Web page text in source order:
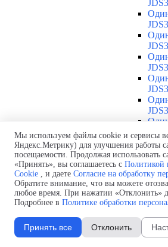
Соединения
Защитная
Подводы
Мы используем файлы cookie и сервисы
Яндекс.Метрику) для улучшения работы
посещаемости. Продолжая использовать
«Принять», вы соглашаетесь с Политикой
Cookie , и даете Согласие на обработку
Обратите внимание, что вы можете
любое время. При нажатии «Отклонить»
Подробнее в Политике обработки
Принять все Отклонить